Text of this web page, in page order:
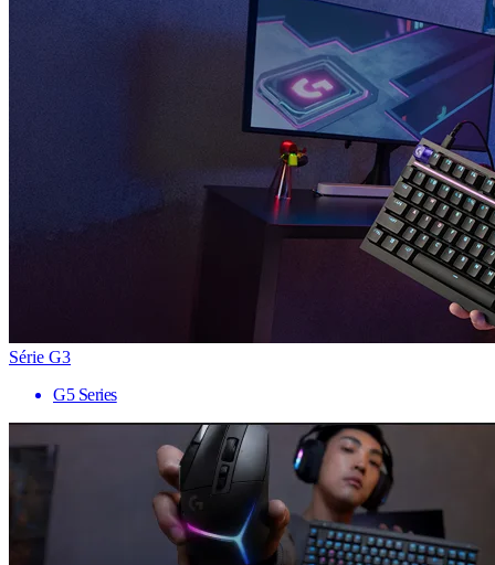
Série G3
G5 Series